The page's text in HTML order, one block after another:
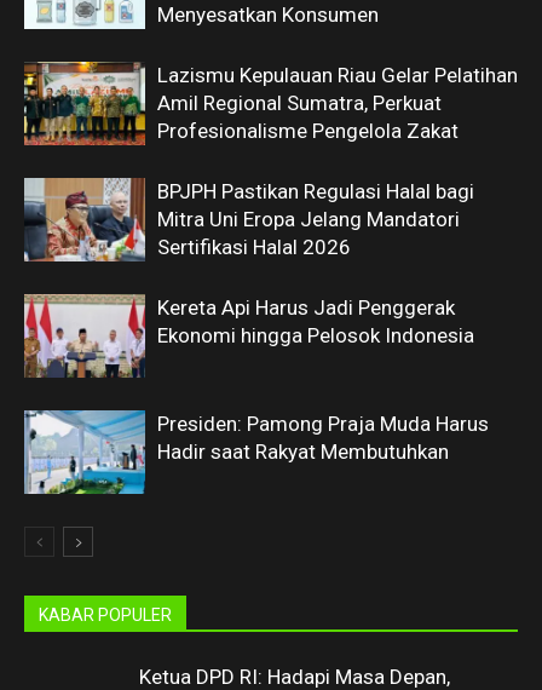
Menyesatkan Konsumen
Lazismu Kepulauan Riau Gelar Pelatihan
Amil Regional Sumatra, Perkuat
Profesionalisme Pengelola Zakat
BPJPH Pastikan Regulasi Halal bagi
Mitra Uni Eropa Jelang Mandatori
Sertifikasi Halal 2026
Kereta Api Harus Jadi Penggerak
Ekonomi hingga Pelosok Indonesia
Presiden: Pamong Praja Muda Harus
Hadir saat Rakyat Membutuhkan
KABAR POPULER
Ketua DPD RI: Hadapi Masa Depan,